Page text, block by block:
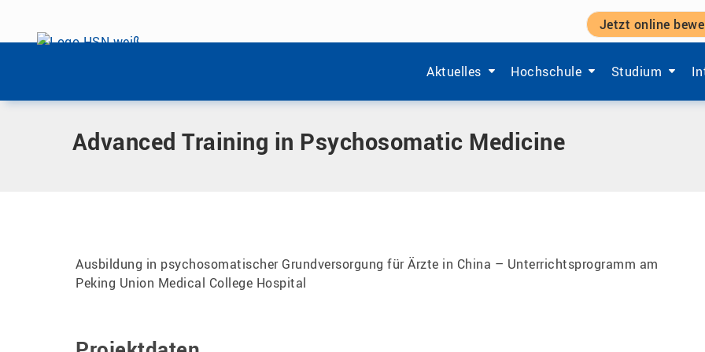
Jetzt online
Aktuelles
Zeige Menü-Unterpunkte von 'Aktuelles'.
Hochschule
Zeige Menü-Unterpunkte von
Studium
Zeige Menü-
Home|Advanced Training in Psychosomatic Medicine
Advanced Training in Psychosomatic Medicine
Ausbildung in psychosomatischer Grundversorgung für Ärzte in China – Unterrichtsprogramm am
Peking Union Medical College Hospital